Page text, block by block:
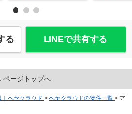
る LINEで共有する
ページトップへ
ヘヤクラウド > ヘヤクラウドの物件一覧 > ア